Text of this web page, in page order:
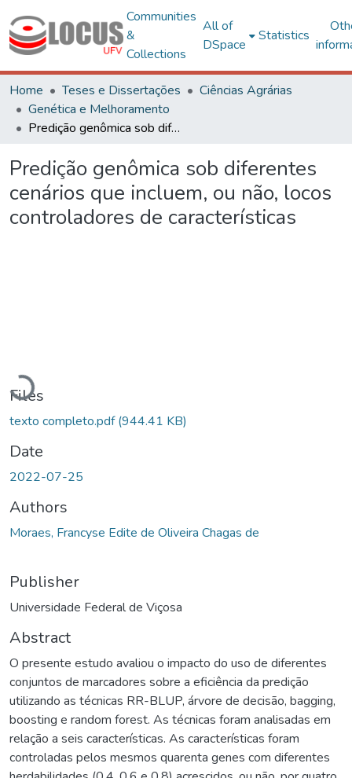
Communities
&
Collections
All of
DSpace
Statistics
Home Teses e Dissertações
Ciências Agrárias
Genética e Melhoramento
Predição genômica sob diferentes cenários que incluem, ou não, locos controladores de características
Predição genômica sob diferentes
cenários que incluem, ou não, locos
controladores de características
Loading...
Files
texto completo.pdf(944.41 KB)
Date
2022-07-25
Authors
Moraes, Francyse Edite de Oliveira Chagas de
Publisher
Universidade Federal de Viçosa
Abstract
O presente estudo avaliou o impacto do uso de diferentes
conjuntos de marcadores sobre a eficiência da predição
utilizando as técnicas RR-BLUP, árvore de decisão, bagging,
boosting e random forest. As técnicas foram analisadas em
relação a seis características. As características foram
controladas pelos mesmos quarenta genes com diferentes